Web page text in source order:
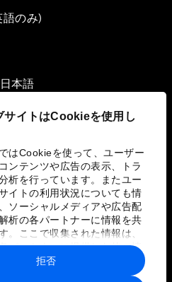
サイトはCookieを使用し
はCookieを使って、ユーザー
ンテンツや広告の表示、トラ
析を行っています。またユー
イトの利用状況についても情
ソーシャルメディアや広告配
析の各パートナーに情報を共
。ここで収集された情報は、
パートナーに提供した他の情
ナーのサービスを使用した際
情報と組み合わされ、各パー
拒否
のみ)
日本語